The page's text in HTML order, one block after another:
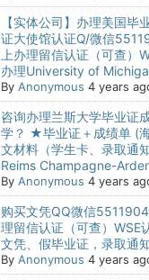
【实体公司】办理美国
证大使馆认证Q/微信
上办理留信认证（可查）
办理University of
By Anonymous 4 years
咨询办理兰斯大学毕业证
学？ ★毕业证＋成绩单 (
文材料（学生卡、录取通
Reims Champagne-
By Anonymous 4 years
购买文凭QQ微信
理留信认证（可查）WSE
文凭、假毕业证，录取通
By Anonymous 4 years